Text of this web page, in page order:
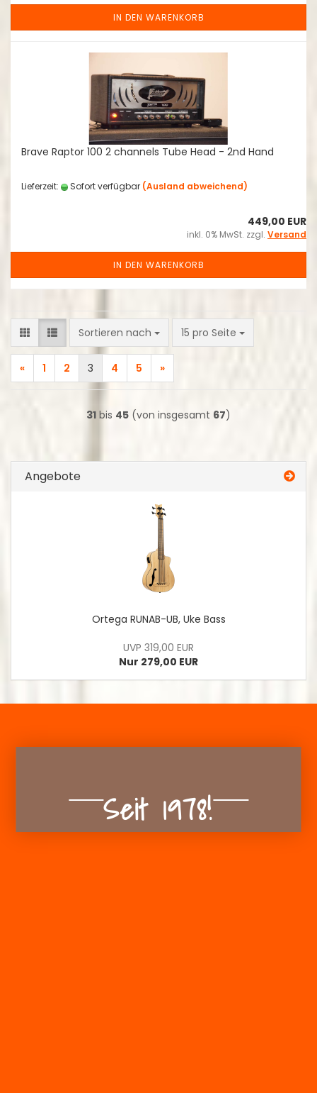
IN DEN WARENKORB
Brave Raptor 100 2 channels Tube Head - 2nd Hand
Lieferzeit: Sofort verfügbar (Ausland abweichend)
449,00 EUR
inkl. 0% MwSt. zzgl. Versand
IN DEN WARENKORB
Sortieren nach
Sortieren nach 15 pro Seite
pro Seite
« 1 2 3 4 5 »
31 bis 45 (von insgesamt 67)
Angebote
Ortega RUNAB-UB, Uke Bass
UVP 319,00 EUR
Nur 279,00 EUR
Seit 1978!